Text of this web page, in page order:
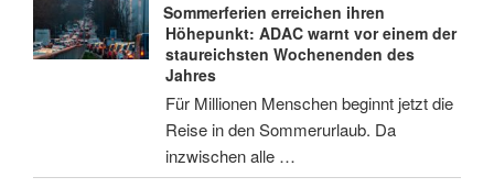
Sommerferien erreichen ihren
Höhepunkt: ADAC warnt vor einem der
staureichsten Wochenenden des
Jahres
Für Millionen Menschen beginnt jetzt die
Reise in den Sommerurlaub. Da
inzwischen alle …